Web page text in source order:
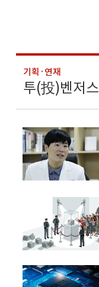
기획·연재
투(投)벤저스